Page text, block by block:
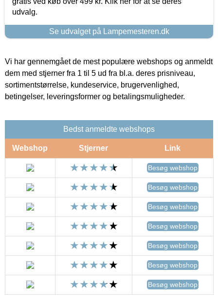
udvalg.
Se udvalget på Lampemesteren.dk
Vi har gennemgået de mest populære webshops og anmeldt
dem med stjerner fra 1 til 5 ud fra bl.a. deres prisniveau,
sortimentstørrelse, kundeservice, brugervenlighed,
betingelser, leveringsformer og betalingsmuligheder.
Bedst anmeldte webshops
Webshop Stjerner Link
Besøg webshop
Besøg webshop
Besøg webshop
Besøg webshop
Besøg webshop
Besøg webshop
Besøg webshop